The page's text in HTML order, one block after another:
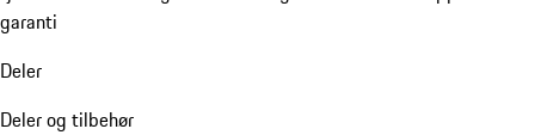
garanti
Deler
Deler og tilbehør